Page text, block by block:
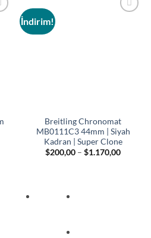
İndirim!
Breitling Chronomat
MB0111C3 44mm | Siyah
Kadran | Super Clone
$200,00 – $1.170,00Fiyat